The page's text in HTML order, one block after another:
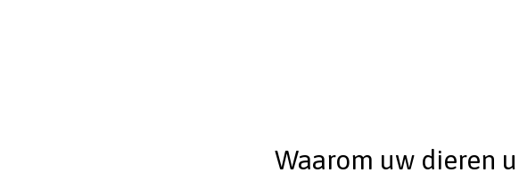
Waarom uw dieren